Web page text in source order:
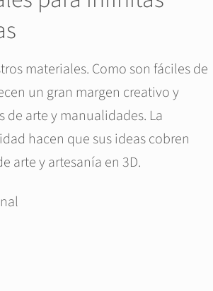
materiales. Como son fáciles de
un gran margen creativo y
arte y manualidades. La
hacen que sus ideas cobren
arte y artesanía en 3D.